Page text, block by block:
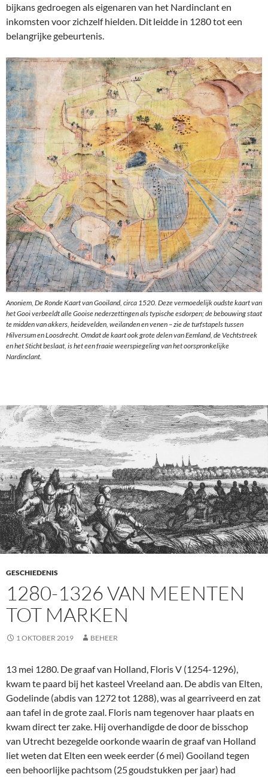
bijkans gedroegen als eigenaren van het Nardinclant en
inkomsten voor zichzelf hielden. Dit leidde in 1280 tot een
belangrijke gebeurtenis.
Anoniem, De Ronde Kaart van Gooiland, circa 1520. Deze vermoedelijk oudste kaart van
het Gooi verbeeldt alle Gooise nederzettingen als typische esdorpen; de bebouwing staat
te midden van akkers, heidevelden, weilanden en venen – zie de turfstapels tussen
Hilversum en Loosdrecht. Omdat de kaart ook grote delen van Eemland, de Vechtstreek
en het Sticht beslaat, is het een fraaie weerspiegeling van het oorspronkelijke
Nardinclant.
GESCHIEDENIS
1280-1326 VAN MEENTEN
TOT MARKEN
1 OKTOBER 2019 BEHEER
13 mei 1280. De graaf van Holland, Floris V (1254-1296),
kwam te paard bij het kasteel Vreeland aan. De abdis van Elten,
Godelinde (abdis van 1272 tot 1288), was al gearriveerd en zat
aan tafel in de grote zaal. Floris nam tegenover haar plaats en
kwam direct ter zake. Hij overhandigde de door de bisschop
van Utrecht bezegelde oorkonde waarin de graaf van Holland
liet weten dat Elten een week eerder (6 mei) Gooiland tegen
een behoorlijke pachtsom (25 goudstukken per jaar) had